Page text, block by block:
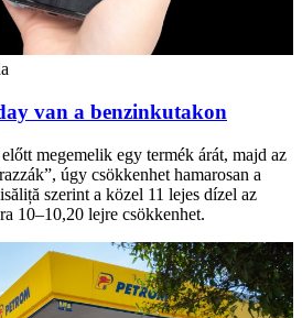
van a benzinkutakon
megemelik egy termék árát, majd az
úgy csökkenhet hamarosan a
szerint a közel 11 lejes dízel az
10–10,20 lejre csökkenhet.